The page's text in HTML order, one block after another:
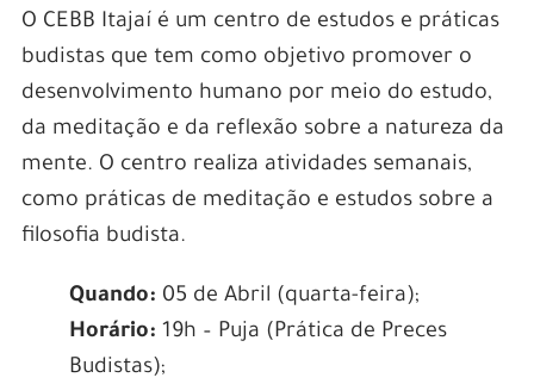
O CEBB Itajaí é um centro de estudos e práticas
budistas que tem como objetivo promover o
desenvolvimento humano por meio do estudo,
da meditação e da reflexão sobre a natureza da
mente. O centro realiza atividades semanais,
como práticas de meditação e estudos sobre a
filosofia budista.
Quando: 05 de Abril (quarta-feira);
Horário: 19h – Puja (Prática de Preces
Budistas);